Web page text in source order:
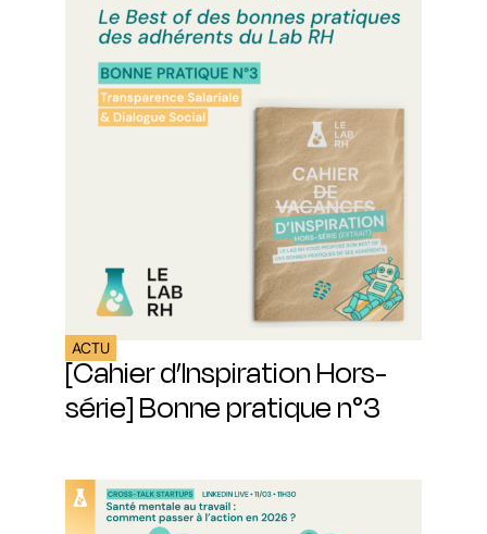
ACTU
[Cahier d’Inspiration Hors-
série] Bonne pratique n°3